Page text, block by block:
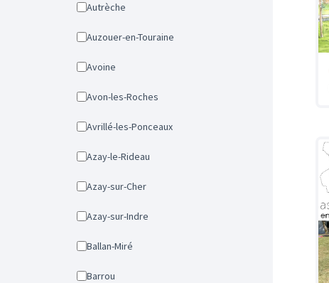
Autrèche
Auzouer-en-Touraine
Avoine
Avon-les-Roches
Avrillé-les-Ponceaux
Azay-le-Rideau
Azay-sur-Cher
Azay-sur-Indre
Ballan-Miré
Barrou